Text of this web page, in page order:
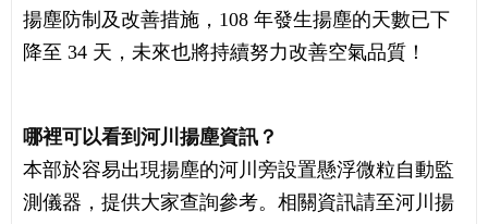
揚塵防制及改善措施，108 年發生揚塵的天數已下
降至 34 天，未來也將持續努力改善空氣品質！
哪裡可以看到河川揚塵資訊？
本部於容易出現揚塵的河川旁設置懸浮微粒自動監
測儀器，提供大家查詢參考。相關資訊請至河川揚